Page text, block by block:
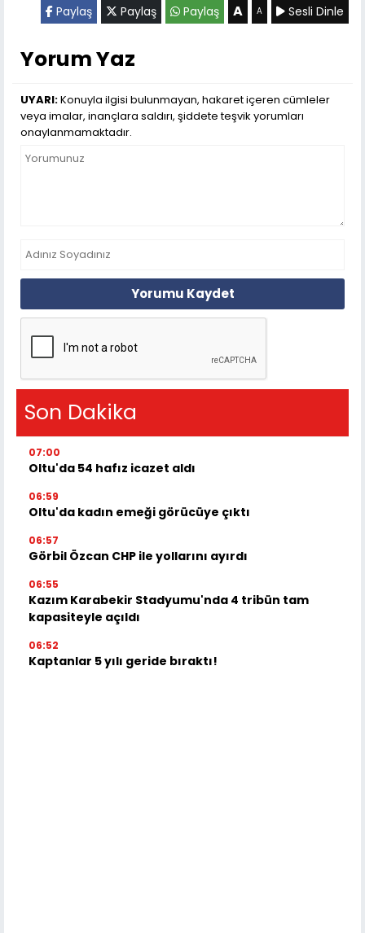
Paylaş Paylaş Paylaş A A Sesli Dinle
Yorum Yaz
UYARI:Konuyla ilgisi bulunmayan, hakaret içeren cümleler
veya imalar, inançlara saldırı, şiddete teşvik yorumları
onaylanmamaktadır.
Yorumu Kaydet
Son Dakika
07:00
Oltu'da 54 hafız icazet aldı
06:59
Oltu'da kadın emeği görücüye çıktı
06:57
Görbil Özcan CHP ile yollarını ayırdı
06:55
Kazım Karabekir Stadyumu'nda 4 tribün tam
kapasiteyle açıldı
06:52
Kaptanlar 5 yılı geride bıraktı!